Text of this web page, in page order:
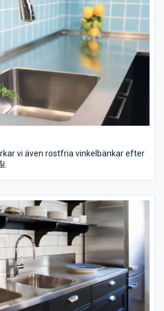
vi även rostfria vinkelbänkar efter